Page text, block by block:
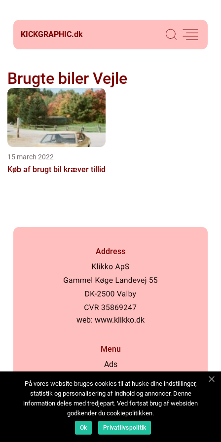
KICKGRAPHIC.dk
Brugte biler Vejle
15 march 2022
Køb af brugt bil kræver tillid
Address
web: www.klikko.dk
Menu
Ads
Cookies
Contact
Sitemap
På vores website bruges cookies til at huske dine indstillinger,
statistik og personalisering af indhold og annoncer. Denne
information deles med tredjepart. Ved fortsat brug af websiden
godkender du cookiepolitikken.
Ok Privatlivspolitik